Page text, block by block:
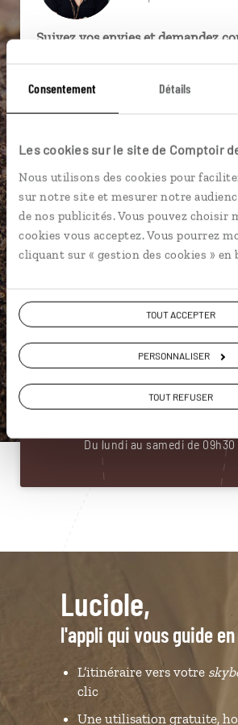
Consentement Détails
Les cookies sur le site de Comptoir
Nous utilisons des cookies pour
sur notre site et mesurer notre
de nos publicités. Vous pouvez choisir
cookies vous acceptez. Vous pourrez
cliquant sur « gestion des cookies » en
TOUT ACCEPTER
PERSONNALISER
TOUT REFUSER
Suivez vos envies et demandez
Ils sauront organiser votre
près de vos envies et de la
connectés en agence, mais
téléphone.
Vous gardez le même
pendant et après votre voyage.
DEMANDER UN DEVIS
ou
Construisez votre voyage avec un
01 85 08
Du lundi au samedi de 09h30
Luciole,
l'appli qui vous guide
L’itinéraire vers votre
clic
Une utilisation gratuite,